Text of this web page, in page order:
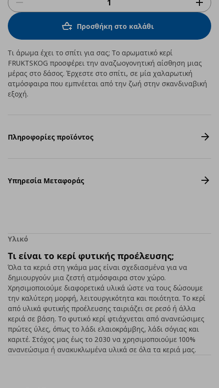
Προσθήκη στο καλάθι
Τι άρωμα έχει το σπίτι για σας; Το αρωματικό κερί
FRUKTSKOG προσφέρει την αναζωογονητική αίσθηση μιας
μέρας στο δάσος. Έρχεστε στο σπίτι, σε μία χαλαρωτική
ατμόσφαιρα που εμπνέεται από την ζωή στην σκανδιναβική
εξοχή.
Πληροφορίες προϊόντος
Υπηρεσία Μεταφοράς
Υλικό
Τι είναι το κερί φυτικής προέλευσης;
Όλα τα κεριά στη γκάμα μας είναι σχεδιασμένα για να
δημιουργούν μια ζεστή ατμόσφαιρα στον χώρο.
Χρησιμοποιούμε διαφορετικά υλικά ώστε να τους δώσουμε
την καλύτερη μορφή, λειτουργικότητα και ποιότητα. Το κερί
από υλικά φυτικής προέλευσης ταιριάζει σε ρεσό ή άλλα
κεριά σε βάση. Το φυτικό κερί φτιάχνεται από ανανεώσιμες
πρώτες ύλες, όπως το λάδι ελαιοκράμβης, λάδι σόγιας και
καριτέ. Στόχος μας έως το 2030 να χρησιμοποιούμε 100%
ανανεώσιμα ή ανακυκλωμένα υλικά σε όλα τα κεριά μας.